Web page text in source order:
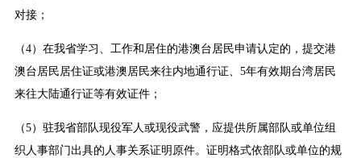
对接；
（4）在我省学习、工作和居住的港澳台居民申请认定的，提交港
澳台居民居住证或港澳居民来往内地通行证、5年有效期台湾居民
来往大陆通行证等有效证件；
（5）驻我省部队现役军人或现役武警，应提供所属部队或单位组
织人事部门出具的人事关系证明原件。证明格式依部队或单位的规